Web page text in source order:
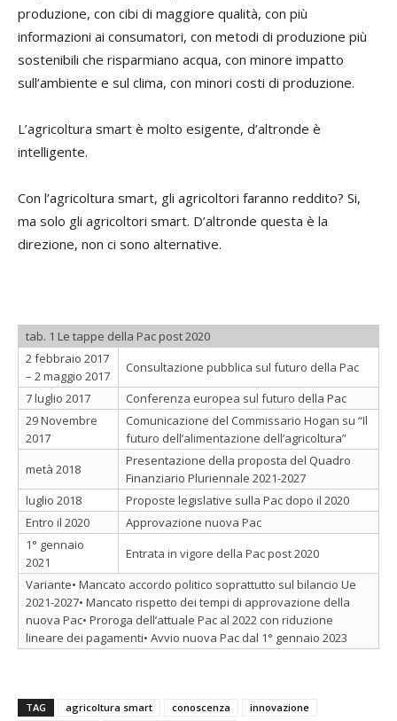
produzione, con cibi di maggiore qualità, con più
informazioni ai consumatori, con metodi di produzione più
sostenibili che risparmiano acqua, con minore impatto
sull’ambiente e sul clima, con minori costi di produzione.
L’agricoltura smart è molto esigente, d’altronde è
intelligente.
Con l’agricoltura smart, gli agricoltori faranno reddito? Si,
ma solo gli agricoltori smart. D’altronde questa è la
direzione, non ci sono alternative.
tab. 1 Le tappe della Pac post 2020
2 febbraio 2017
– 2 maggio 2017
Consultazione pubblica sul futuro della Pac
7 luglio 2017
Conferenza europea sul futuro della Pac
29 Novembre
2017
Comunicazione del Commissario Hogan su “Il
futuro dell’alimentazione dell’agricoltura”
metà 2018
Presentazione della proposta del Quadro
Finanziario Pluriennale 2021-2027
luglio 2018
Proposte legislative sulla Pac dopo il 2020
Entro il 2020
Approvazione nuova Pac
1° gennaio
2021
Entrata in vigore della Pac post 2020
Variante• Mancato accordo politico soprattutto sul bilancio Ue
2021-2027• Mancato rispetto dei tempi di approvazione della
nuova Pac• Proroga dell’attuale Pac al 2022 con riduzione
lineare dei pagamenti• Avvio nuova Pac dal 1° gennaio 2023
TAG agricoltura smart conoscenza innovazione